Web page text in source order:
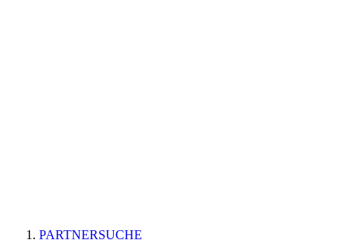
PARTNERSUCHE